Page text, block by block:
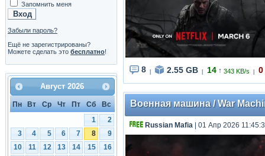
Запомнить меня
Забыли пароль?
Ещё не зарегистрированы?
Можете сделать это бесплатно!
Август 2026
Пн Вт Ср Чт Пт Сб
Вс
1
2
3
4 5 6 7 8
9
10
11 12 13 14 15
16
8 2.55 GB 14 ↑ 343 KB/s 0
Военная машина / War
Russian Mafia | 01 Апр 2026